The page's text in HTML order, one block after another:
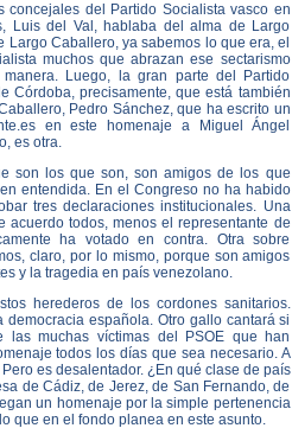
concejales del Partido Socialista vasco en
Luis del Val, hablaba del alma de Largo
Caballero, ya sabemos lo que era, el
muchos que abrazan ese sectarismo
Luego, la gran parte del Partido
Córdoba, precisamente, que está también
Pedro Sánchez, que ha escrito un
en este homenaje a Miguel Ángel
es otra.
son los que son, son amigos de los que
entendida. En el Congreso no ha habido
tres declaraciones institucionales. Una
acuerdo todos, menos el representante de
ha votado en contra. Otra sobre
claro, por lo mismo, porque son amigos
y la tragedia en país venezolano.
herederos de los cordones sanitarios.
española. Otro gallo cantará si
las muchas víctimas del PSOE que han
todos los días que sea necesario. A
es desalentador. ¿En qué clase de país
de Cádiz, de Jerez, de San Fernando, de
un homenaje por la simple pertenencia
que en el fondo planea en este asunto.